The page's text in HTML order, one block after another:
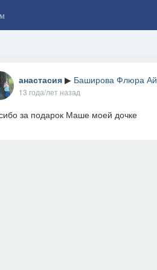
анастасия ▶ Баширова Флюра
13 года/лет назад
за подарок Маше моей дочке